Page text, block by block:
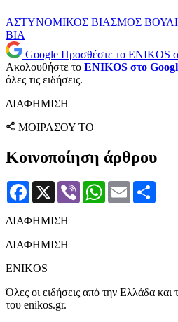
ΑΣΤΥΝΟΜΙΚΟΣ ΒΙΑΣΜΟΣ
ΒΙΑ
Google Προσθέστε το ENIKOS
Ακολουθήστε το ENIKOS στο
όλες τις ειδήσεις.
ΔΙΑΦΗΜΙΣΗ
ΜΟΙΡΑΣΟΥ ΤΟ
Κοινοποίηση άρθρου
Facebook
X Viber WhatsApp
Email
ΔΙΑΦΗΜΙΣΗ
ΔΙΑΦΗΜΙΣΗ
ENIKOS
Όλες οι ειδήσεις από την Ελλάδα
του enikos.gr.